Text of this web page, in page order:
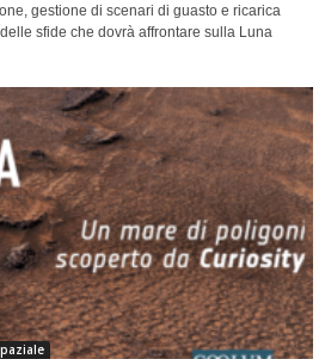
gestione di scenari di guasto e ricarica
sfide che dovrà affrontare sulla Luna